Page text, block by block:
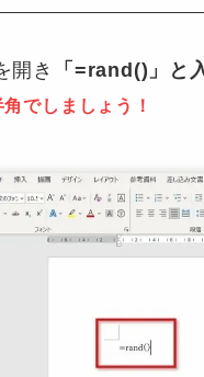
開き 「=rand()」と
でしましょう！